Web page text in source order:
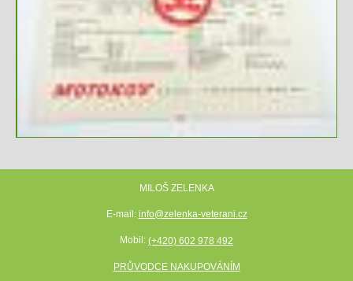
MILOŠ ZELENKA
E-mail: info@zelenka-veterani.cz
Mobil: (+420) 602 978 492
PRŮVODCE NAKUPOVÁNÍM